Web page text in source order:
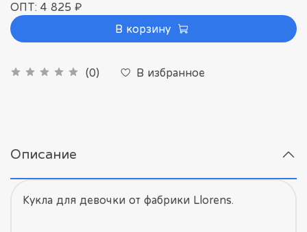
(0) В избранное
ОПТ: 4 825 ₽
В корзину
Описание
Кукла для девочки от фабрики Llorens.